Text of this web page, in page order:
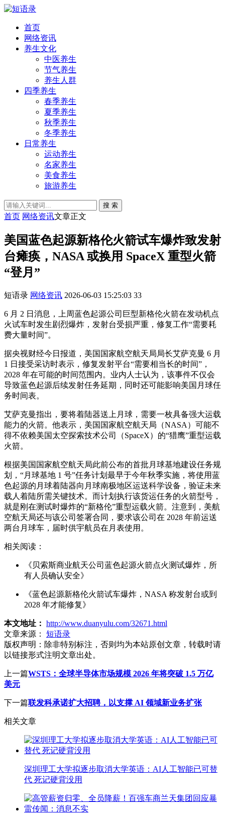
首页
网络资讯
养生文化
中医养生
节气养生
养生人群
四季养生
春季养生
夏季养生
秋季养生
冬季养生
日常养生
运动养生
名家养生
美食养生
旅游养生
搜 索
首页 网络资讯文章正文
美国蓝色起源新格伦火箭试车爆炸致发射
台瘫痪，NASA 或换用 SpaceX 重型火箭
“登月”
短语录 网络资讯 2026-06-03 15:25:03 33
6 月 2 日消息，上周蓝色起源公司巨型新格伦火箭在发动机点
火试车时发生剧烈爆炸，发射台受损严重，修复工作“需要耗
费大量时间”。
据央视财经今日报道，美国国家航空航天局局长艾萨克曼 6 月
1 日接受采访时表示，修复发射平台“需要相当长的时间”，
2028 年在可能的时间范围内。业内人士认为，该事件不仅会
导致蓝色起源后续发射任务延期，同时还可能影响美国月球任
务时间表。
艾萨克曼指出，要将着陆器送上月球，需要一枚具备强大运载
能力的火箭。他表示，美国国家航空航天局（NASA）可能不
得不依赖美国太空探索技术公司（SpaceX）的“猎鹰”重型运载
火箭。
根据美国国家航空航天局此前公布的首批月球基地建设任务规
划，“月球基地 1 号”任务计划最早于今年秋季实施，将使用蓝
色起源的月球着陆器向月球南极地区运送科学设备，验证未来
载人着陆所需关键技术。而计划执行该货运任务的火箭型号，
就是刚在测试时爆炸的“新格伦”重型运载火箭。注意到，美航
空航天局还与该公司签署合同，要求该公司在 2028 年前运送
两台月球车，届时供宇航员在月表使用。
相关阅读：
《贝索斯商业航天公司蓝色起源火箭点火测试爆炸，所
有人员确认安全》
《蓝色起源新格伦火箭试车爆炸，NASA 称发射台或到
2028 年才能修复》
本文地址： http://www.duanyulu.com/32671.html
文章来源：
短语录
版权声明： 除非特别标注，否则均为本站原创文章，转载时请
以链接形式注明文章出处。
上一篇WSTS：全球半导体市场规模 2026 年将突破 1.5 万亿
美元
下一篇联发科承诺扩大招聘，以支撑 AI 领域新业务扩张
相关文章
深圳理工大学拟逐步取消大学英语：AI人工智能已可替
代 死记硬背没用